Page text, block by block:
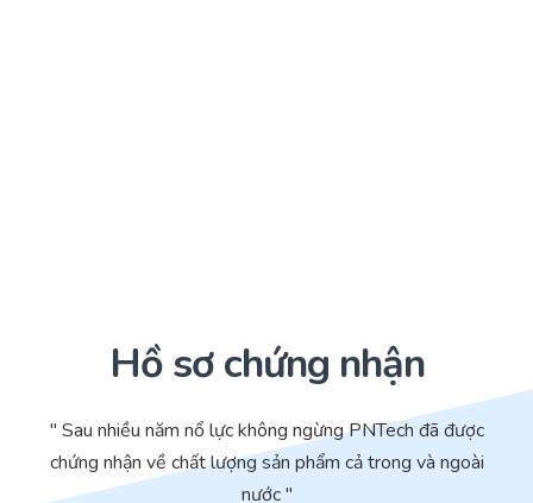
Hồ sơ chứng nhận
" Sau nhiều năm nổ lực không ngừng PNTech đã được
chứng nhận về chất lượng sản phẩm cả trong và ngoài
nước "